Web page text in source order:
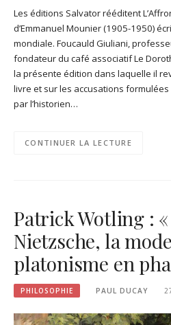
Les éditions Salvator rééditent
d’Emmanuel Mounier (1905-1950)
mondiale. Foucauld Giuliani,
fondateur du café associatif Le
la présente édition dans laquelle il
livre et sur les accusations
par l’historien…
CONTINUER LA LECTURE
Patrick Wotling :
Nietzsche, la
platonisme en
PHILOSOPHIE PAUL DUCAY